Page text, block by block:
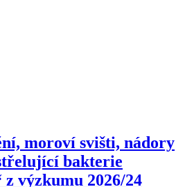
moroví svišti, nádory
bakterie
výzkumu 2026/24